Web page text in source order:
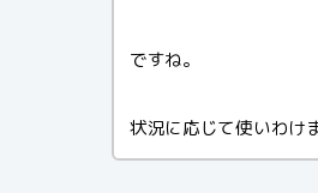
ですね。
状況に応じて使いわけ